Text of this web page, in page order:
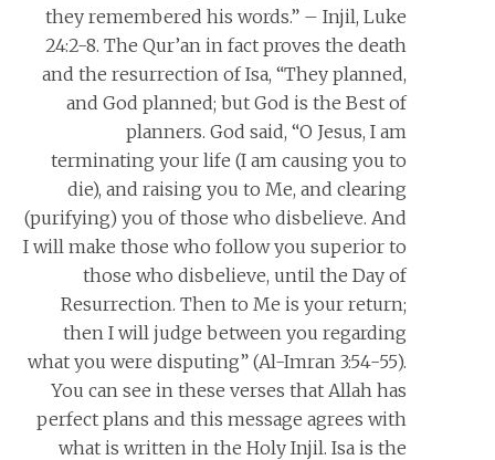
they remembered his words.” – Injil, Luke
24:2-8. The Qur’an in fact proves the death
and the resurrection of Isa, “They planned,
and God planned; but God is the Best of
planners. God said, “O Jesus, I am
terminating your life (I am causing you to
die), and raising you to Me, and clearing
(purifying) you of those who disbelieve. And
I will make those who follow you superior to
those who disbelieve, until the Day of
Resurrection. Then to Me is your return;
then I will judge between you regarding
what you were disputing” (Al-Imran 3:54-55).
You can see in these verses that Allah has
perfect plans and this message agrees with
what is written in the Holy Injil. Isa is the